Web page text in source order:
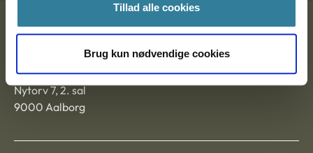
Tillad alle cookies
Brug kun nødvendige cookies
Ankestyrelsen
Nytorv 7, 2. sal
9000 Aalborg